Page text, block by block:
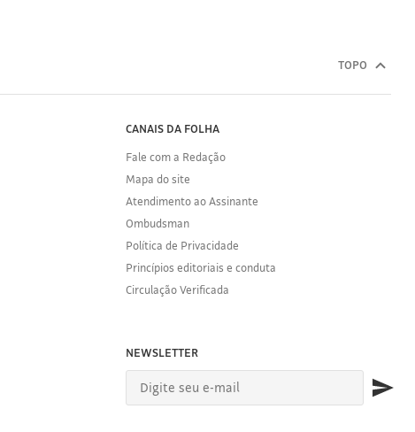
TOPO
CANAIS DA FOLHA
Fale com a Redação
Mapa do site
Atendimento ao Assinante
Ombudsman
Política de Privacidade
Princípios editoriais e conduta
Circulação Verificada
NEWSLETTER